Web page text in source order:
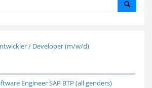
/ Developer (m/w/d)
Engineer SAP BTP (all genders)